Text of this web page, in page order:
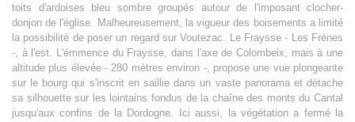
toits d'ardoises bleu sombre groupés autour de l'imposant clocher-
donjon de l'église. Malheureusement, la vigueur des boisements a limité
la possibilité de poser un regard sur Voutezac. Le Fraysse - Les Frénes
-, à l'est. L'émmence du Fraysse, dans l'axe de Colombeix, mais à une
altitude plus élevée - 280 mètres environ -, propose une vue plongeante
sur le bourg qui s'inscrit en saillie dans un vaste panorama et détache
sa silhouette sur les lointains fondus de la chaîne des monts du Cantal
jusqu'aux confins de la Dordogne. Ici aussi, la végétation a fermé la